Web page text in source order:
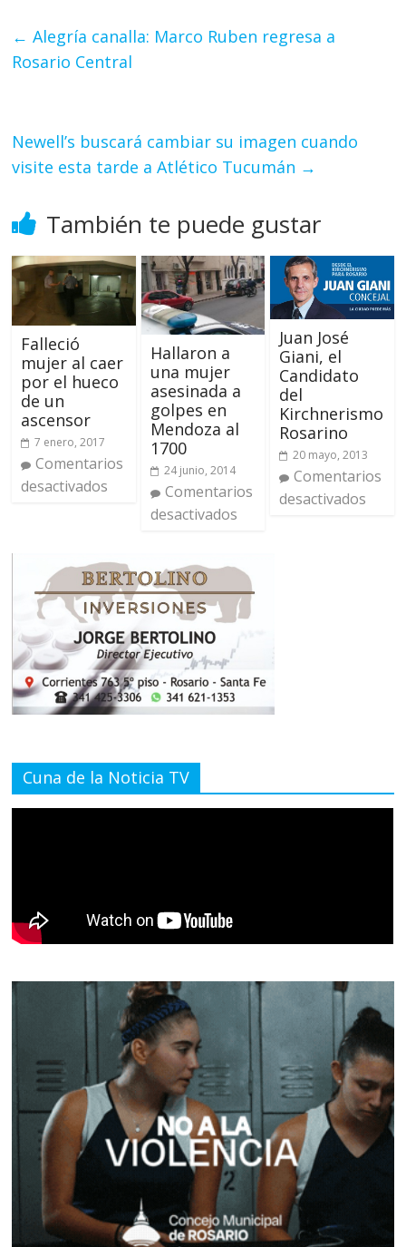
← Alegría canalla: Marco Ruben regresa a
Rosario Central
Newell’s buscará cambiar su imagen cuando
visite esta tarde a Atlético Tucumán →
También te puede gustar
Falleció
mujer al caer
por el hueco
de un
ascensor
7 enero, 2017
Comentarios
desactivados
Hallaron a
una mujer
asesinada a
golpes en
Mendoza al
1700
24 junio, 2014
Comentarios
desactivados
Juan José
Giani, el
Candidato
del
Kirchnerismo
Rosarino
20 mayo, 2013
Comentarios
desactivados
Cuna de la Noticia TV